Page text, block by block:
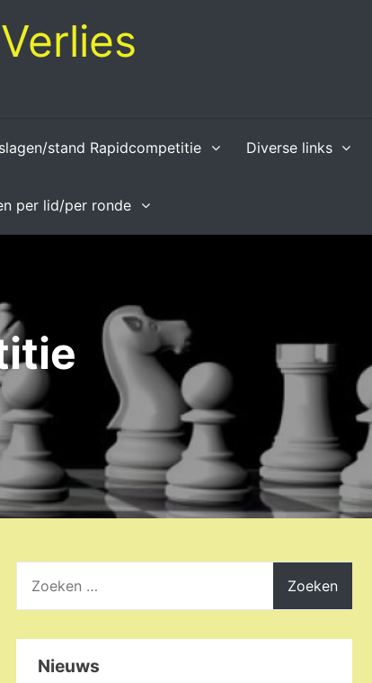
stand Rapidcompetitie Diverse links
per lid/per ronde
naar:
Nieuws